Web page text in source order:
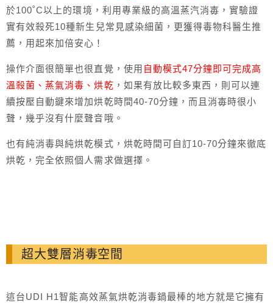
於100˚C以上的環境，利用專業級的高溫蒸汽消毐，實驗證
實有效殺死10種新生兒常見感染細菌，更獲得毒物科醫生推
薦，用起來加倍安心！
操作介面很簡單也很直覺，使用 自動模式47分鐘即可完成高
溫殺菌、蒸氣消毒、烘乾 ，如果有放比較多東西，則可以連
續按壓自動鍵來增加烘乾時間40-70分鐘，而且消毐時很小
聲，幾乎沒有什麼聲音哦。
也有純消毒與純烘乾模式，烘乾時間可自訂10-70分鐘來徹底
烘乾，完全依照個人需求做選擇。
超大雙層消毒空間
這台UDI H1智能高效蒸氣烘乾消毒鍋最棒的地方就是它擁有